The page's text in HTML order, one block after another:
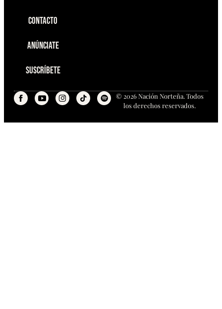
Contacto
Anúnciate
Suscríbete
© 2026 Nación Norteña. Todos
los derechos reservados.